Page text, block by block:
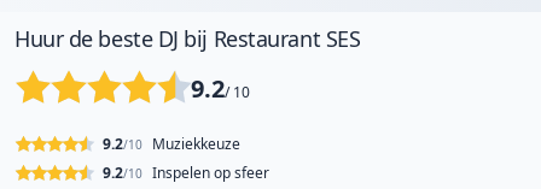
Huur de beste DJ bij Restaurant SES
9.2/ 10
Muziekkeuze
9.2/10
Inspelen op sfeer
9.2/10